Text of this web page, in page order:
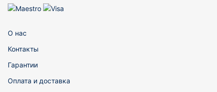
О нас
Контакты
Гарантии
Оплата и доставка